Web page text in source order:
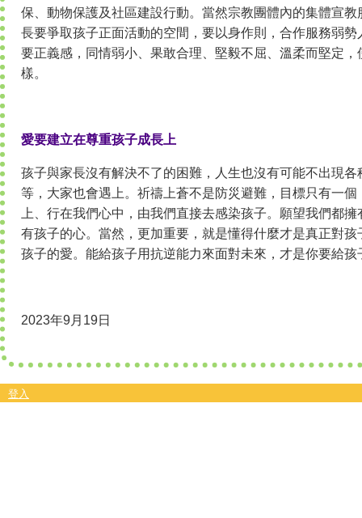
保、動物保護及社區建設行動。當然宗教團體內的集體宣
長要爭取孩子正面活動的空間，要以身作則，合作服務弱
要正義感，同情弱小、果敢合理、堅毅不屈、溫柔而堅定
樣。
愛要建立在尊重孩子成長上
孩子與家長沒有解決不了的困難，人生也沒有可能不出現
等，大家也會遇上。祈禱上蒼不是防災避難，目標只有一
上、行在我們心中，由我們直接去感染孩子。願望我們都
有孩子的心。當然，更加重要，就是懂得什麼才是真正對
孩子的愛。能給孩子用抗逆能力來面對未來，才是你要給
2023年9月19日
登入